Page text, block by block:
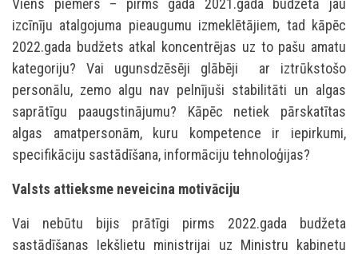
Viens piemērs – pirms gada 2021.gada budžetā jau
izcīnīju atalgojuma pieaugumu izmeklētājiem, tad kāpēc
2022.gada budžets atkal koncentrējas uz to pašu amatu
kategoriju? Vai ugunsdzēsēji glābēji ar iztrūkstošo
personālu, zemo algu nav pelnījuši stabilitāti un algas
saprātīgu paaugstinājumu? Kāpēc netiek pārskatītas
algas amatpersonām, kuru kompetence ir iepirkumi,
specifikāciju sastādīšana, informāciju tehnoloģijas?
Valsts attieksme neveicina motivāciju
Vai nebūtu bijis prātīgi pirms 2022.gada budžeta
sastādīšanas Iekšlietu ministrijai uz Ministru kabinetu